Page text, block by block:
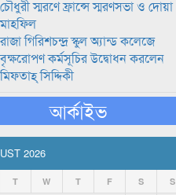
চৌধুরী স্মরণে ফ্রান্সে স্মরণসভা ও দোয়া
মাহফিল
রাজা গিরিশচন্দ্র স্কুল অ্যান্ড কলেজে
বৃক্ষরোপণ কর্মসূচির উদ্বোধন করলেন
মিফতাহ্ সিদ্দিকী
আর্কাইভ
2026
T W T F S S